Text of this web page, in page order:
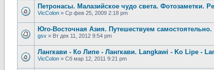
Петронасы. Малазийское чудо света. Фотозаметки.
VicColon » Ср фев 25, 2009 2:18 pm
Юго-Восточная Азия. Путешествуем самостоятельно.
gsv » Вт дек 11, 2012 9:54 pm
Лангкави - Ко Липе - Лангкави. Langkawi - Ko Lipe -
VicColon » Сб мар 12, 2011 9:21 pm